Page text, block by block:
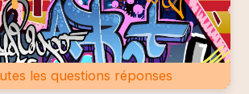
les questions réponses